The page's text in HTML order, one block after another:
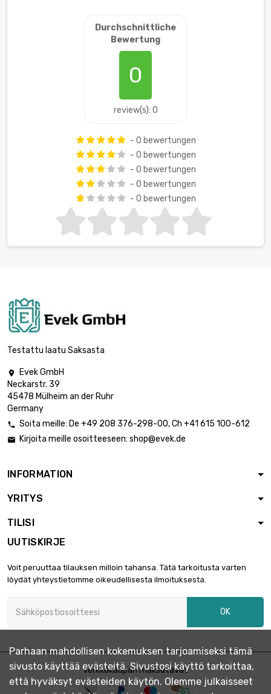
Durchschnittliche
Bewertung
0
review(s): 0
- 0 bewertungen
- 0 bewertungen
- 0 bewertungen
- 0 bewertungen
- 0 bewertungen
Testattu laatu Saksasta

Evek GmbH
Neckarstr. 39
45478 Mülheim an der Ruhr
Germany
 Soita meille: De +49 208 376-298-00, Ch +41 615 100-612
 Kirjoita meille osoitteeseen: shop@evek.de
INFORMATION
YRITYS
TILISI
UUTISKIRJE
Voit peruuttaa tilauksen milloin tahansa. Tätä tarkoitusta varten
löydät yhteystietomme oikeudellisesta ilmoituksesta.
OK
Verkkokaupan maksutavat
Parhaan mahdollisen kokemuksen tarjoamiseksi tämä
sivusto käyttää evästeitä. Sivustosi käyttö tarkoittaa,
että hyväksyt evästeiden käytön. Olemme julkaisseet